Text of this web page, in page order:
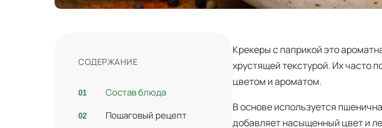
СОДЕРЖАНИЕ
Состав блюда
Пошаговый рецепт
Крекеры с паприкой это
хрустящей текстурой. Их часто
цветом и ароматом.
В основе используется
добавляет насыщенный цвет и